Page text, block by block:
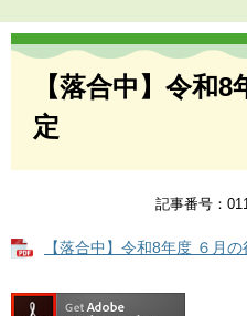
本
【落合中】令和
定
記事番号：
【落合中】令和8年度 ６月